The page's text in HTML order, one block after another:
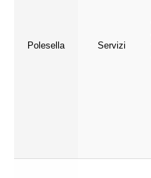
Polesella Servizi